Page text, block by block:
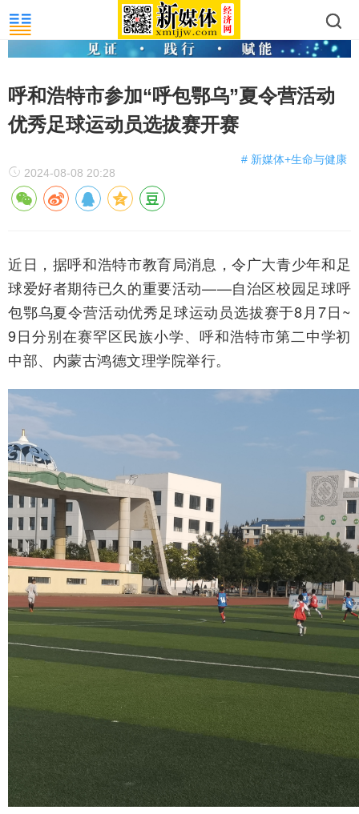
呼和浩特市参加“呼包鄂乌”夏令营活动
优秀足球运动员选拔赛开赛
# 新媒体+生命与健康
2024-08-08 20:28
近日，据呼和浩特市教育局消息，令广大青少年和足
球爱好者期待已久的重要活动——自治区校园足球呼
包鄂乌夏令营活动优秀足球运动员选拔赛于8月7日~
9日分别在赛罕区民族小学、呼和浩特市第二中学初
中部、内蒙古鸿德文理学院举行。